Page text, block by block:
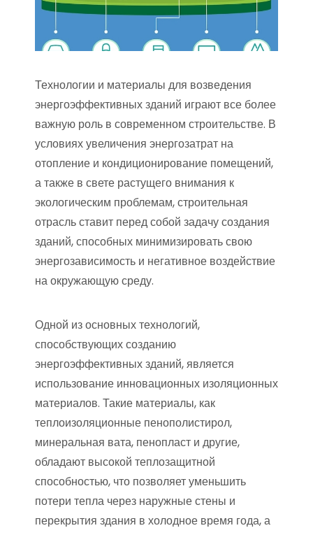
Технологии и материалы для возведения
энергоэффективных зданий играют все более
важную роль в современном строительстве. В
условиях увеличения энергозатрат на
отопление и кондиционирование помещений,
а также в свете растущего внимания к
экологическим проблемам, строительная
отрасль ставит перед собой задачу создания
зданий, способных минимизировать свою
энергозависимость и негативное воздействие
на окружающую среду.
Одной из основных технологий,
способствующих созданию
энергоэффективных зданий, является
использование инновационных изоляционных
материалов. Такие материалы, как
теплоизоляционные пенополистирол,
минеральная вата, пенопласт и другие,
обладают высокой теплозащитной
способностью, что позволяет уменьшить
потери тепла через наружные стены и
перекрытия здания в холодное время года, а